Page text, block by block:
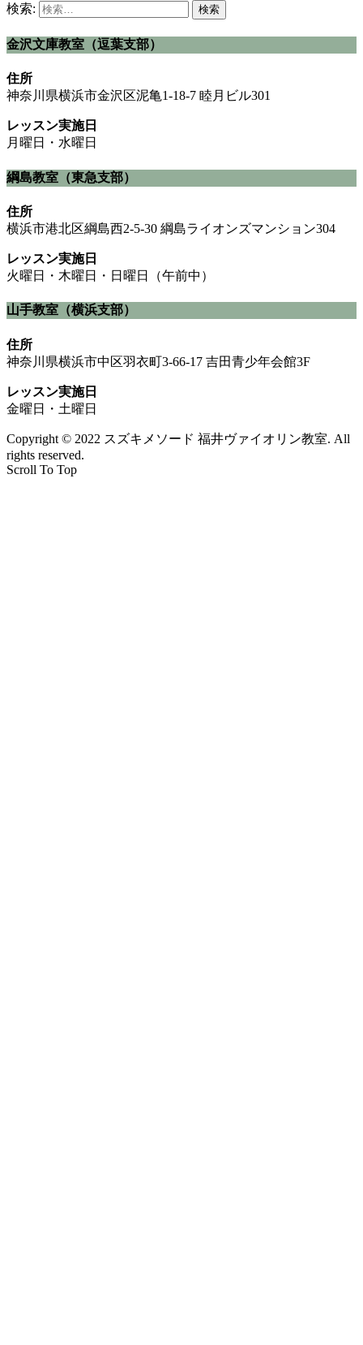
検索:
金沢文庫教室（逗葉支部）
住所
神奈川県横浜市金沢区泥亀1-18-7 睦月ビル301
レッスン実施日
月曜日・水曜日
綱島教室（東急支部）
住所
横浜市港北区綱島西2-5-30 綱島ライオンズマンション304
レッスン実施日
火曜日・木曜日・日曜日（午前中）
山手教室（横浜支部）
住所
神奈川県横浜市中区羽衣町3-66-17 吉田青少年会館3F
レッスン実施日
金曜日・土曜日
Copyright © 2022 スズキメソード 福井ヴァイオリン教室. All
rights reserved.
Scroll To Top